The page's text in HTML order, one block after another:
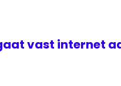
vast internet